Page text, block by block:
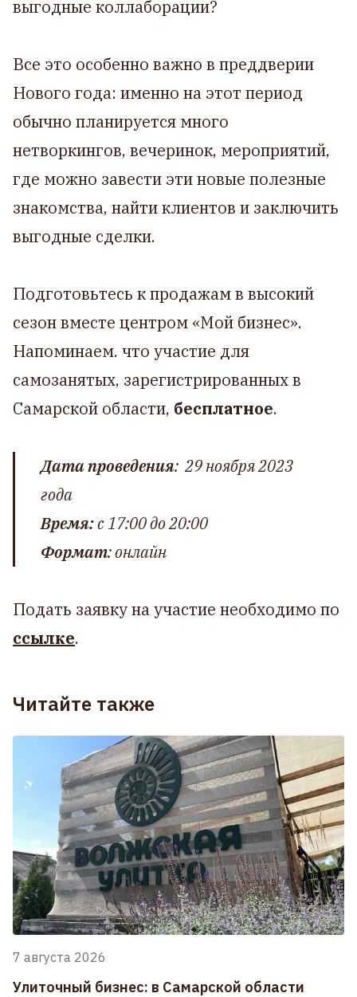
выгодные коллаборации?
Все это особенно важно в преддверии
Нового года: именно на этот период
обычно планируется много
нетворкингов, вечеринок, мероприятий,
где можно завести эти новые полезные
знакомства, найти клиентов и заключить
выгодные сделки.
Подготовьтесь к продажам в высокий
сезон вместе центром «‎Мой бизнес».
Напоминаем. что участие для
самозанятых, зарегистрированных в
Самарской области, бесплатное.
Дата проведения: 29 ноября 2023
года
Время:с 17:00 до 20:00
Формат: онлайн
Подать заявку на участие необходимо по
ссылке.
Читайте также
7 августа 2026
Улиточный бизнес: в Самарской области